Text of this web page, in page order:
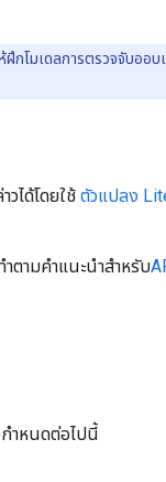
กโมเดลการตรวจจับออ
ได้โดยใช้ ตัวแปลง
ตามคำแนะนำสำหรับ
กำหนดต่อไปนี้